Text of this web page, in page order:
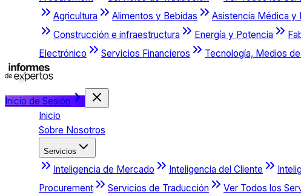
Agricultura
Alimentos y Bebidas Asistencia Médica y
Construcción e infraestructura
Energía y Potencia
Electrónico
Servicios Financieros Tecnología, Medios
Inicio de Sesión
Inicio
Sobre Nosotros
Servicios
Inteligencia de Mercado Inteligencia del Cliente
Procurement
Servicios de Traducción Ver Todos los